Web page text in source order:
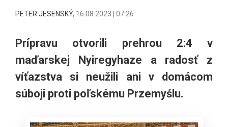
PETER JESENSKÝ, 16.08.2023 | 07:26
Prípravu otvorili prehrou 2:4 v
maďarskej Nyiregyhaze a radosť z
víťazstva si neužili ani v domácom
súboji proti poľskému Przemyślu.